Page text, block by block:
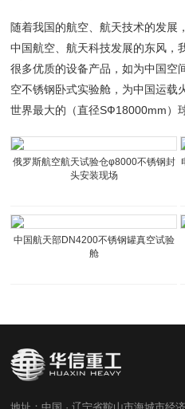
随着我国的航空、航天技术的发展
中国航空、航天科技发展的东风，
很多优质的设备产品，如为中国空
空不锈钢卧式实验舱，为中国运载
世界最大的（直径SФ18000mm）
俄罗斯航空航天试验仓φ8000不锈钢封
头安装现场
中国航天部DN4200不锈钢罐真空试验
舱